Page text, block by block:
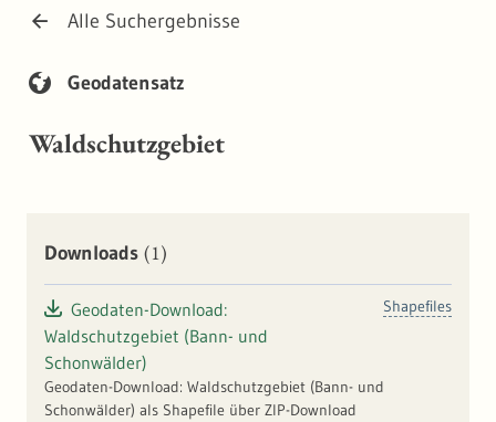
Alle Suchergebnisse
Geodatensatz
Waldschutzgebiet
Downloads (1)
Shapefiles
Geodaten-Download:
Waldschutzgebiet (Bann- und
Schonwälder)
Geodaten-Download: Waldschutzgebiet (Bann- und
Schonwälder) als Shapefile über ZIP-Download